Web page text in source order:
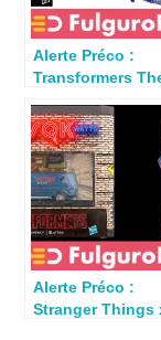
Alerte Préco :
Transformers
en France
Alerte Préco :
Stranger Things